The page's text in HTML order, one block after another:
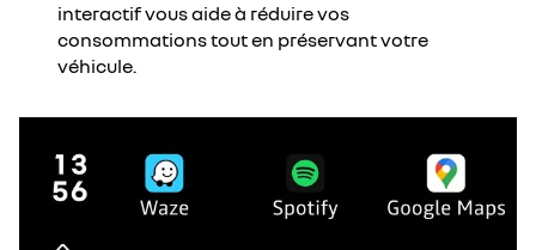
interactif vous aide à réduire vos
consommations tout en préservant votre
véhicule.